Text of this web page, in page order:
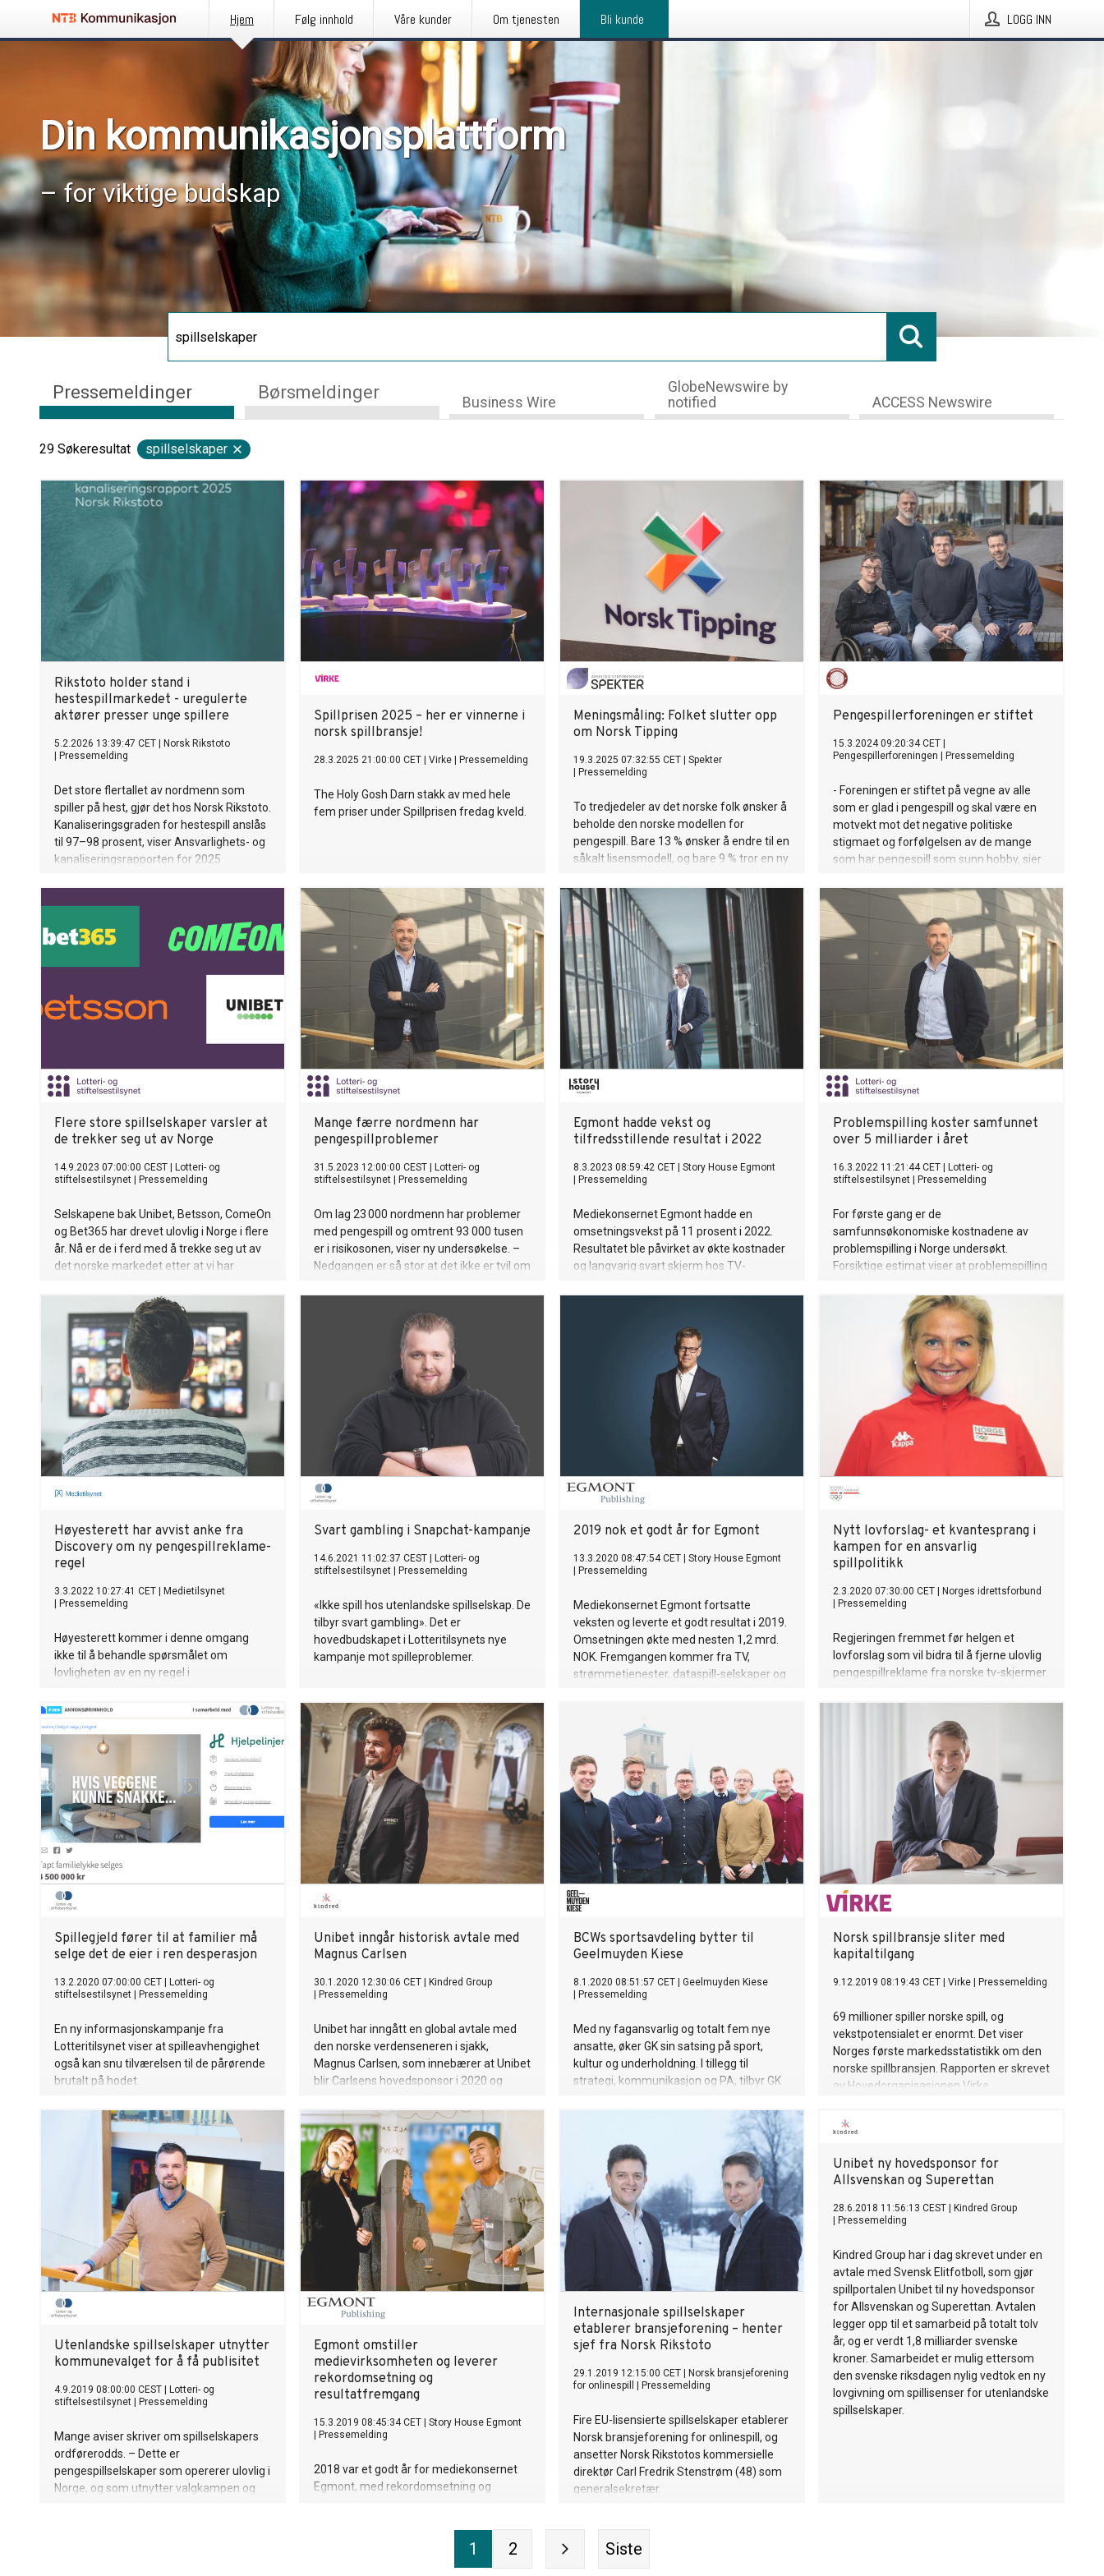
Hjem Følg innhold Våre kunder Om tjenesten Bli kunde LOGG INN
Din kommunikasjonsplattform
– for viktige budskap
Pressemeldinger Børsmeldinger Business Wire
GlobeNewswire by
notified
ACCESS Newswire
29 Søkeresultat spillselskaper
Rikstoto holder stand i
hestespillmarkedet - uregulerte
aktører presser unge spillere
5.2.2026 13:39:47 CET
Norsk Rikstoto
Pressemelding
Det store flertallet av nordmenn som
spiller på hest, gjør det hos Norsk Rikstoto.
Kanaliseringsgraden for hestespill anslås
til 97–98 prosent, viser Ansvarlighets- og
kanaliseringsrapporten for 2025
Spillprisen 2025 – her er vinnerne i
norsk spillbransje!
28.3.2025 21:00:00 CET Virke Pressemelding
The Holy Gosh Darn stakk av med hele
fem priser under Spillprisen fredag kveld.
Meningsmåling: Folket slutter opp
om Norsk Tipping
19.3.2025 07:32:55 CET
Spekter
Pressemelding
To tredjedeler av det norske folk ønsker å
beholde den norske modellen for
pengespill. Bare 13 % ønsker å endre til en
såkalt lisensmodell, og bare 9 % tror en ny
Det viser en undersøkelse Opinion har
gjennomført for Spekter.
Pengespillerforeningen er stiftet
15.3.2024 09:20:34 CET
Pengespillerforeningen
Pressemelding
- Foreningen er stiftet på vegne av alle
som er glad i pengespill og skal være en
motvekt mot det negative politiske
stigmaet og forfølgelsen av de mange
som har pengespill som sunn hobby, sier
Flere store spillselskaper varsler at
de trekker seg ut av Norge
14.9.2023 07:00:00 CEST
Lotteri- og
stiftelsestilsynet
Pressemelding
Selskapene bak Unibet, Betsson, ComeOn
og Bet365 har drevet ulovlig i Norge i flere
år. Nå er de i ferd med å trekke seg ut av
det norske markedet etter at vi har
Mange færre nordmenn har
pengespillproblemer
31.5.2023 12:00:00 CEST
Lotteri- og
stiftelsestilsynet
Pressemelding
Om lag 23 000 nordmenn har problemer
med pengespill og omtrent 93 000 tusen
er i risikosonen, viser ny undersøkelse. –
Nedgangen er så stor at det ikke er tvil om
avdelingsdirektør i Lotteritilsynet Henrik
Egmont hadde vekst og
tilfredsstillende resultat i 2022
8.3.2023 08:59:42 CET
Story House Egmont
Pressemelding
Mediekonsernet Egmont hadde en
omsetningsvekst på 11 prosent i 2022.
Resultatet ble påvirket av økte kostnader
og langvarig svart skjerm hos TV-
Problemspilling koster samfunnet
over 5 milliarder i året
16.3.2022 11:21:44 CET
Lotteri- og
stiftelsestilsynet
Pressemelding
For første gang er de
samfunnsøkonomiske kostnadene av
problemspilling i Norge undersøkt.
Forsiktige estimat viser at problemspilling
Høyesterett har avvist anke fra
Discovery om ny pengespillreklame-
regel
3.3.2022 10:27:41 CET
Medietilsynet
Pressemelding
Høyesterett kommer i denne omgang
ikke til å behandle spørsmålet om
lovligheten av en ny regel i
Medietilsynet å pålegge distributører å
stoppe utenlandsk pengespillreklame på
norske tv-skjermer. Det er klart etter at
retten har avvist en anke fra Discovery.
Svart gambling i Snapchat-kampanje
14.6.2021 11:02:37 CEST
Lotteri- og
stiftelsestilsynet
Pressemelding
«Ikke spill hos utenlandske spillselskap. De
tilbyr svart gambling». Det er
hovedbudskapet i Lotteritilsynets nye
kampanje mot spilleproblemer.
2019 nok et godt år for Egmont
13.3.2020 08:47:54 CET
Story House Egmont
Pressemelding
Mediekonsernet Egmont fortsatte
veksten og leverte et godt resultat i 2019.
Omsetningen økte med nesten 1,2 mrd.
NOK. Fremgangen kommer fra TV,
strømmetjenester, dataspill-selskaper og
delte i 2019 ut 128 mill. NOK for å hjelpe
barn, unge og filmtalenter. Det forventes
at 2020 blir et krevende år som følge av
den alvorlige korona-krisen som nå
rammer de nordiske landene.
Nytt lovforslag- et kvantesprang i
kampen for en ansvarlig
spillpolitikk
2.3.2020 07:30:00 CET
Norges idrettsforbund
Pressemelding
Regjeringen fremmet før helgen et
lovforslag som vil bidra til å fjerne ulovlig
pengespillreklame fra norske tv-skjermer.
tiltaket.
Spillegjeld fører til at familier må
selge det de eier i ren desperasjon
13.2.2020 07:00:00 CET
Lotteri- og
stiftelsestilsynet
Pressemelding
En ny informasjonskampanje fra
Lotteritilsynet viser at spilleavhengighet
også kan snu tilværelsen til de pårørende
brutalt på hodet.
Unibet inngår historisk avtale med
Magnus Carlsen
30.1.2020 12:30:06 CET
Kindred Group
Pressemelding
Unibet har inngått en global avtale med
den norske verdenseneren i sjakk,
Magnus Carlsen, som innebærer at Unibet
blir Carlsens hovedsponsor i 2020 og
posisjon som ledende spillvaremerke
blant de 600 millioner sjakkspillere og
fans over hele verden.
BCWs sportsavdeling bytter til
Geelmuyden Kiese
8.1.2020 08:51:57 CET
Geelmuyden Kiese
Pressemelding
Med ny fagansvarlig og totalt fem nye
ansatte, øker GK sin satsing på sport,
kultur og underholdning. I tillegg til
strategi, kommunikasjon og PA, tilbyr GK
og global kompetanse innen musikk- og
Norsk spillbransje sliter med
kapitaltilgang
9.12.2019 08:19:43 CET Virke Pressemelding
69 millioner spiller norske spill, og
vekstpotensialet er enormt. Det viser
Norges første markedsstatistikk om den
norske spillbransjen. Rapporten er skrevet
av Hovedorganisasjonen Virke.
Utenlandske spillselskaper utnytter
kommunevalget for å få publisitet
4.9.2019 08:00:00 CEST
Lotteri- og
stiftelsestilsynet
Pressemelding
Mange aviser skriver om spillselskapers
ordførerodds. – Dette er
pengespillselskaper som opererer ulovlig i
Norge, og som utnytter valgkampen og
Egmont omstiller
medievirksomheten og leverer
rekordomsetning og
resultatfremgang
15.3.2019 08:45:34 CET
Story House Egmont
Pressemelding
2018 var et godt år for mediekonsernet
Egmont, med rekordomsetning og
dagsorden, magasiner av høy kvalitet,
bestselgerbøker og toppunderholdning på
Internasjonale spillselskaper
etablerer bransjeforening – henter
sjef fra Norsk Rikstoto
29.1.2019 12:15:00 CET
Norsk bransjeforening
for onlinespill
Pressemelding
Fire EU-lisensierte spillselskaper etablerer
Norsk bransjeforening for onlinespill, og
ansetter Norsk Rikstotos kommersielle
direktør Carl Fredrik Stenstrøm (48) som
generalsekretær.
Unibet ny hovedsponsor for
Allsvenskan og Superettan
28.6.2018 11:56:13 CEST
Kindred Group
Pressemelding
Kindred Group har i dag skrevet under en
avtale med Svensk Elitfotboll, som gjør
spillportalen Unibet til ny hovedsponsor
for Allsvenskan og Superettan. Avtalen
legger opp til et samarbeid på totalt tolv
år, og er verdt 1,8 milliarder svenske
kroner. Samarbeidet er mulig ettersom
den svenske riksdagen nylig vedtok en ny
lovgivning om spillisenser for utenlandske
spillselskaper.
1 2 Siste